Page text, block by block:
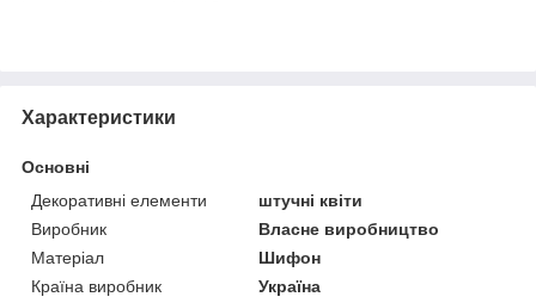
Характеристики
Основні
Декоративні елементи
штучні квіти
Виробник
Власне виробництво
Матеріал
Шифон
Країна виробник
Україна